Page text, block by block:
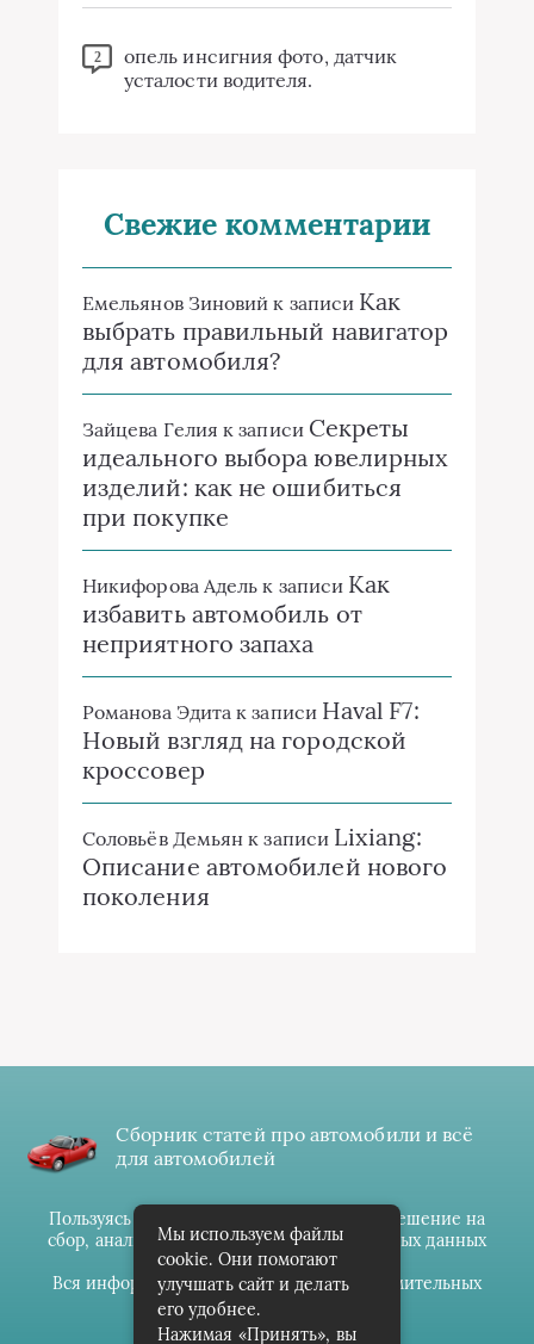
2
опель инсигния фото, датчик
усталости водителя.
Свежие комментарии
Емельянов Зиновий к записи Как
выбрать правильный навигатор
для автомобиля?
Зайцева Гелия к записи Секреты
идеального выбора ювелирных
изделий: как не ошибиться
при покупке
Никифорова Адель к записи Как
избавить автомобиль от
неприятного запаха
Романова Эдита к записи Haval F7:
Новый взгляд на городской
кроссовер
Соловьёв Демьян к записи Lixiang:
Описание автомобилей нового
поколения
Сборник статей про автомобили и всё
для автомобилей
Пользуясь данным ресурсом вы даёте разрешение на
сбор, анализ и хранение своих персональных данных
согласноПравилам
Вся информация предоставлена в ознакомительных
целях.
Мы используем файлы
cookie. Они помогают
улучшать сайт и делать
его удобнее.
Нажимая «Принять», вы